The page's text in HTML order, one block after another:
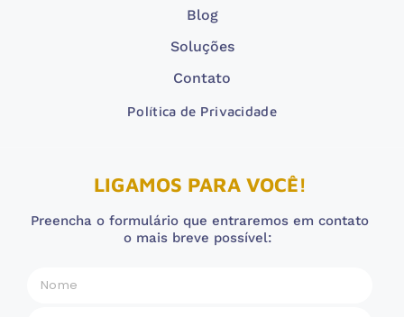
Blog
Soluções
Contato
Política de Privacidade
LIGAMOS PARA VOCÊ!
Preencha o formulário que entraremos em contato
o mais breve possível: